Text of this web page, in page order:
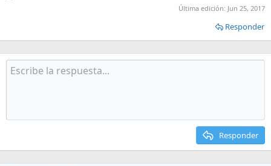
Última edición: Jun 25, 2017
Responder
Responder